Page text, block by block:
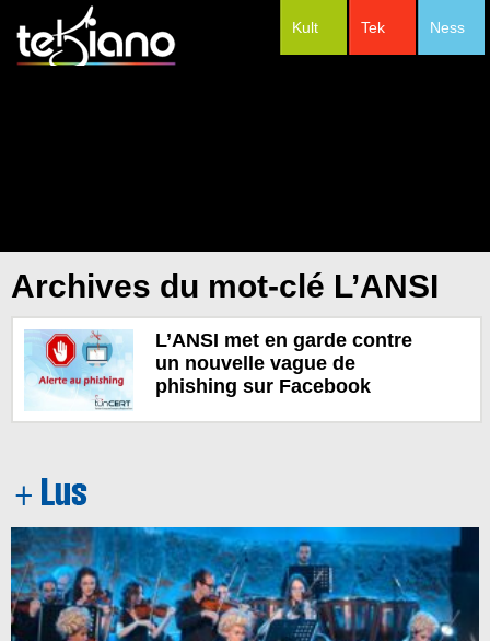
Ness
Tek
Kult
Archives du mot-clé L’ANSI
L’ANSI met en garde contre
un nouvelle vague de
phishing sur Facebook